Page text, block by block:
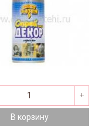
В корзину